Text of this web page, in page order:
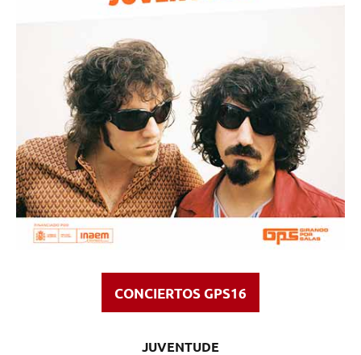
CONCIERTOS GPS16
JUVENTUDE